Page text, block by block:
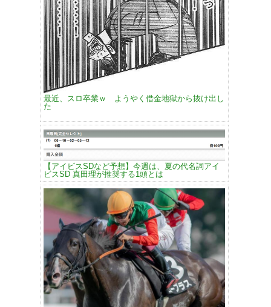
最近、スロ卒業ｗ ようやく借金地獄から抜け出し
た
【アイビスSDなど予想】今週は、夏の代名詞アイ
ビスSD 真田理が推奨する1頭とは